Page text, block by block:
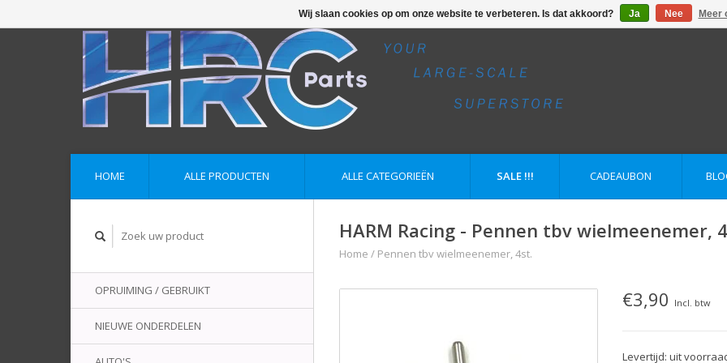
HOME ALLE PRODUCTEN ALLE CATEGORIEËN SALE !!! CADEAUBON
OPRUIMING / GEBRUIKT
NIEUWE ONDERDELEN
HARM Racing - Pennen tbv wielmeenemer,
Home / Pennen tbv wielmeenemer, 4st.
€3,90 Incl. btw
Levertijd: uit
Wij slaan cookies op om onze website te verbeteren. Is dat akkoord? Ja Nee Meer